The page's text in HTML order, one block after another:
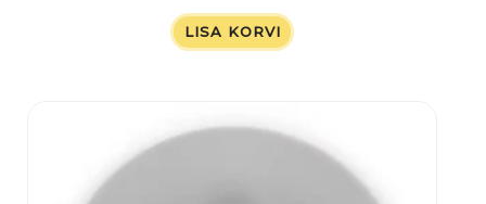
LISA KORVI